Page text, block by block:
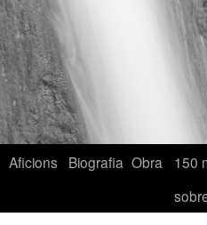
Aficions Biografia Obra
150